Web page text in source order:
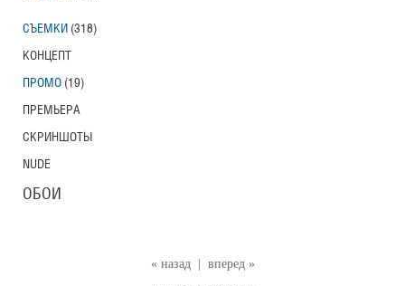
« назад
вперед »
СЪЕМКИ (318)
КОНЦЕПТ
ПРОМО (19)
ПРЕМЬЕРА
СКРИНШОТЫ
NUDE
ОБОИ